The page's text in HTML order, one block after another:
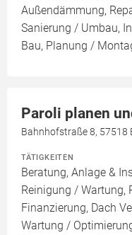
Außendämmung,
Sanierung / Umbau,
Bau, Planung /
Paroli planen
Bahnhofstraße 8, 57518
TÄTIGKEITEN
Beratung, Anlage &
Reinigung / Wartung,
Finanzierung, Dach
Wartung /